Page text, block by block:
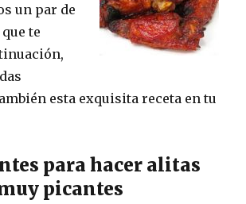
un par de
te
esta exquisita receta en tu
para hacer alitas
picantes